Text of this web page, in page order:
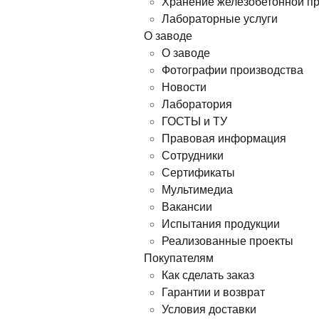
Лабораторные услуги
О заводе
О заводе
Фотографии производства
Новости
Лаборатория
ГОСТЫ и ТУ
Правовая информация
Сотрудники
Сертификаты
Мультимедиа
Вакансии
Испытания продукции
Реализованные проекты
Покупателям
Как сделать заказ
Гарантии и возврат
Условия доставки